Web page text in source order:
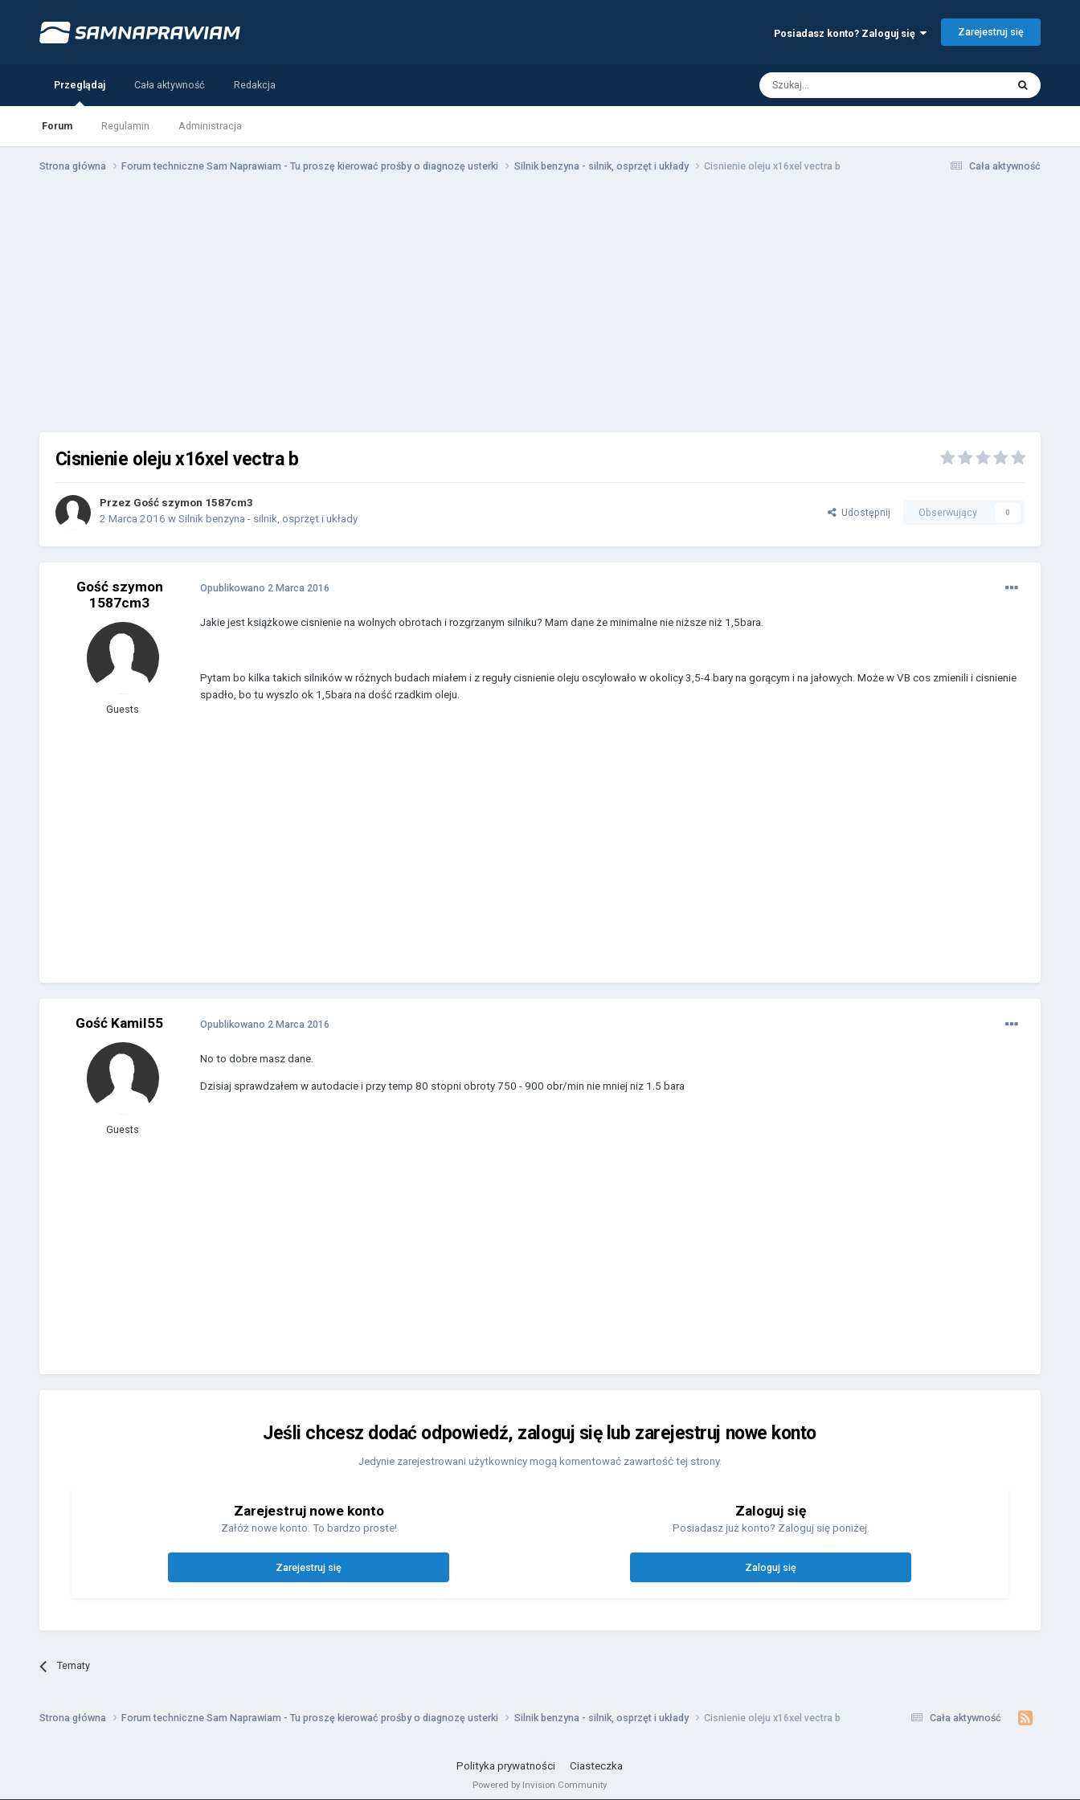
Posiadasz konto? Zaloguj się Zarejestruj się
Przeglądaj
Forum Regulamin Administracja
Cała aktywność Redakcja
Cała aktywność
Strona główna Forum techniczne Sam Naprawiam - Tu proszę kierować prośby o diagnozę usterki Silnik benzyna - silnik, osprzęt i układy Cisnienie oleju x16xel vectra b
Cisnienie oleju x16xel vectra b
Przez Gość szymon 1587cm3
2 Marca 2016 w Silnik benzyna - silnik, osprzęt i układy Udostępnij Obserwujący 0
Gość szymon
1587cm3
Guests
Opublikowano 2 Marca 2016
Jakie jest książkowe cisnienie na wolnych obrotach i rozgrzanym silniku? Mam dane że minimalne nie niższe niż 1,5bara.
Pytam bo kilka takich silników w różnych budach miałem i z reguły cisnienie oleju oscylowało w okolicy 3,5-4 bary na gorącym i na jałowych. Może w VB cos zmienili i cisnienie
spadło, bo tu wyszlo ok 1,5bara na dość rzadkim oleju.
Gość Kamil55
Guests
Opublikowano 2 Marca 2016
No to dobre masz dane.
Dzisiaj sprawdzałem w autodacie i przy temp 80 stopni obroty 750 - 900 obr/min nie mniej niz 1.5 bara
Jeśli chcesz dodać odpowiedź, zaloguj się lub zarejestruj nowe konto
Jedynie zarejestrowani użytkownicy mogą komentować zawartość tej strony.
Zarejestruj nowe konto
Załóż nowe konto. To bardzo proste!
Zarejestruj się
Zaloguj się
Posiadasz już konto? Zaloguj się poniżej.
Zaloguj się
Tematy
Cała aktywność
Strona główna Forum techniczne Sam Naprawiam - Tu proszę kierować prośby o diagnozę usterki Silnik benzyna - silnik, osprzęt i układy Cisnienie oleju x16xel vectra b
Polityka prywatności Ciasteczka
Powered by Invision Community